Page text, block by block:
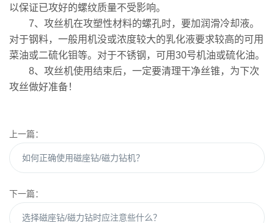
以保证已攻好的螺纹质量不受影响。
7、攻丝机在攻塑性材料的螺孔时，要加润滑冷却液。
对于钢料，一般用机没或浓度较大的乳化液要求较高的可用
菜油或二硫化钼等。对于不锈钢，可用30号机油或硫化油。
8、攻丝机使用结束后，一定要清理干净丝锥，为下次
攻丝做好准备！
上一篇：
如何正确使用磁座钻/磁力钻机？
下一篇：
选择磁座钻/磁力钻时应注意些什么？